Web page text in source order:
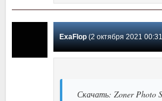
ExaFlop(2 октября 2021 00:31)
Скачать: Zoner Photo